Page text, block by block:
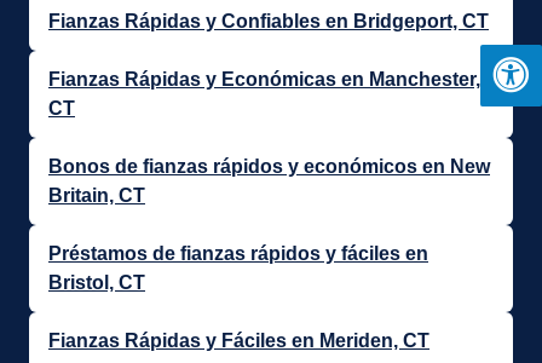
Fianzas Rápidas y Confiables en Bridgeport, CT
Fianzas Rápidas y Económicas en Manchester,
CT
Bonos de fianzas rápidos y económicos en New
Britain, CT
Préstamos de fianzas rápidos y fáciles en
Bristol, CT
Fianzas Rápidas y Fáciles en Meriden, CT